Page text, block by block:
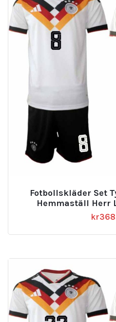
Fotbollskläder Set
Hemmaställ Herr
kr